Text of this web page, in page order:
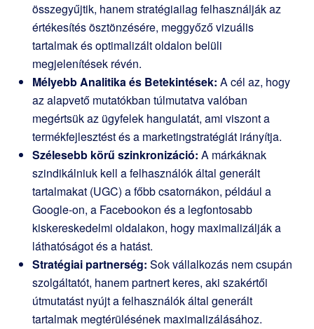
összegyűjtik, hanem stratégiailag felhasználják az
értékesítés ösztönzésére, meggyőző vizuális
tartalmak és optimalizált oldalon belüli
megjelenítések révén.
Mélyebb Analitika és Betekintések: A cél az, hogy
az alapvető mutatókban túlmutatva valóban
megértsük az ügyfelek hangulatát, ami viszont a
termékfejlesztést és a marketingstratégiát irányítja.
Szélesebb körű szinkronizáció: A márkáknak
szindikálniuk kell a felhasználók által generált
tartalmakat (UGC) a főbb csatornákon, például a
Google-on, a Facebookon és a legfontosabb
kiskereskedelmi oldalakon, hogy maximalizálják a
láthatóságot és a hatást.
Stratégiai partnerség: Sok vállalkozás nem csupán
szolgáltatót, hanem partnert keres, aki szakértői
útmutatást nyújt a felhasználók által generált
tartalmak megtérülésének maximalizálásához.